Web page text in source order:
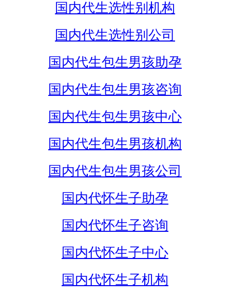
国内代生选性别机构
国内代生选性别公司
国内代生包生男孩助孕
国内代生包生男孩咨询
国内代生包生男孩中心
国内代生包生男孩机构
国内代生包生男孩公司
国内代怀生子助孕
国内代怀生子咨询
国内代怀生子中心
国内代怀生子机构